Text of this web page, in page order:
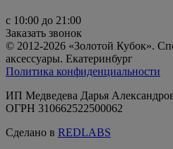
с 10:00 до 21:00
Заказать звонок
© 2012-2026 «Золотой Кубок».
аксессуары. Екатеринбург
Политика конфиденциальности
ИП Медведева Дарья
ОГРН 310662522500062
Сделано в REDLABS